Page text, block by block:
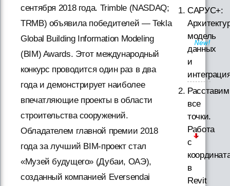
сентября 2018 года. Trimble (NASDAQ;
TRMB) объявила победителей — Tekla
Global Building Information Modeling
(BIM) Awards. Этот международный
конкурс проводится один раз в два
года и демонстрирует наиболее
впечатляющие проекты в области
строительства сооружений.
Обладателем главной премии 2018
года за лучший BIM-проект стал
«Музей будущего» (Дубаи, ОАЭ),
созданный компанией Eversendai
САРУС+:
модель
данных
и
Расставим
все
точки.
Работа
с
в
Revit